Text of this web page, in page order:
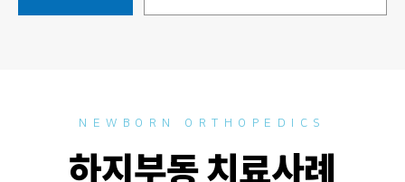
NEWBORN ORTHOPEDICS
하지부동 치료사례